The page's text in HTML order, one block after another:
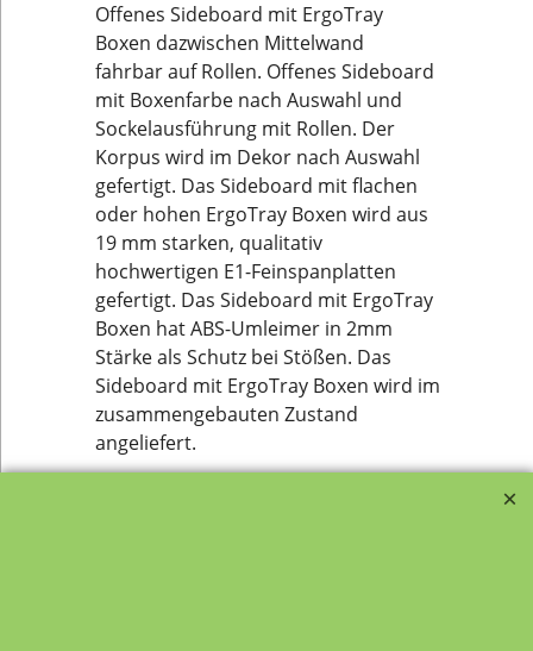
Offenes Sideboard mit ErgoTray
Boxen dazwischen Mittelwand
fahrbar auf Rollen. Offenes Sideboard
mit Boxenfarbe nach Auswahl und
Sockelausführung mit Rollen. Der
Korpus wird im Dekor nach Auswahl
gefertigt. Das Sideboard mit flachen
oder hohen ErgoTray Boxen wird aus
19 mm starken, qualitativ
hochwertigen E1-Feinspanplatten
gefertigt. Das Sideboard mit ErgoTray
Boxen hat ABS-Umleimer in 2mm
Stärke als Schutz bei Stößen. Das
Sideboard mit ErgoTray Boxen wird im
zusammengebauten Zustand
angeliefert.